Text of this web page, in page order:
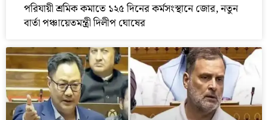
পরিযায়ী শ্রমিক কমাতে ১২৫ দিনের কর্মসংস্থানে জোর, নতুন
বার্তা পঞ্চায়েতমন্ত্রী দিলীপ ঘোষের